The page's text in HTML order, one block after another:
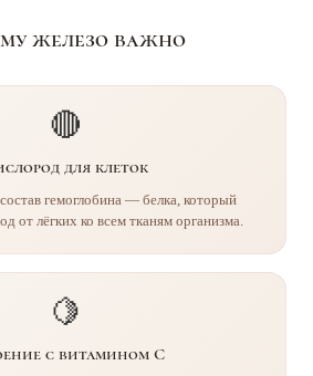
железо важно
🔴
для клеток
гемоглобина — белка, который
от лёгких ко всем тканям организма.
🍋
с витамином C